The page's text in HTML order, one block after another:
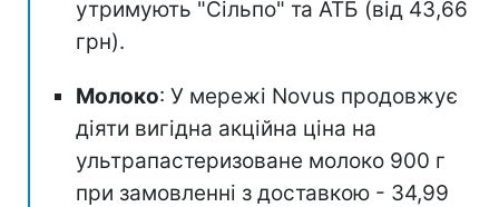
утримують "Сільпо" та АТБ (від 43,66
грн).
Молоко: У мережі Novus продовжує
діяти вигідна акційна ціна на
ультрапастеризоване молоко 900 г
при замовленні з доставкою - 34,99